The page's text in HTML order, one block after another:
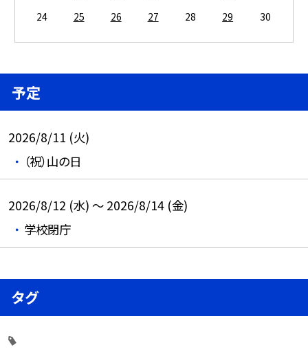
24
25 26 27 28 29 30
予定
2026/8/11 (火)
（祝）山の日
2026/8/12 (水) ～ 2026/8/14 (金)
学校閉庁
タグ